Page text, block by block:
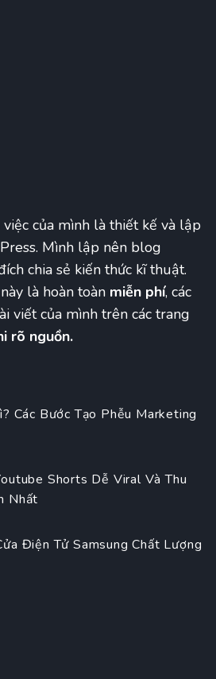
của mình là thiết kế và lập
Mình lập nên blog
chia sẻ kiến thức kĩ thuật.
là hoàn toàn miễn phí, các
viết của mình trên các trang
rõ nguồn.
Các Bước Tạo Phễu Marketing
Shorts Dễ Viral Và Thu
Nhất
Điện Tử Samsung Chất Lượng